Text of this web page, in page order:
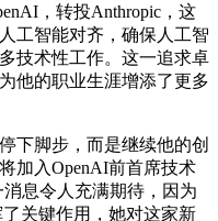
，转投Anthropic，这
工智能对齐，确保人工智
技术性工作。这一追求卓
他的职业生涯增添了更多
脚步，而是继续他的创
加入OpenAI前首席技术
息令人充满期待，因为
关键作用，她对这家新